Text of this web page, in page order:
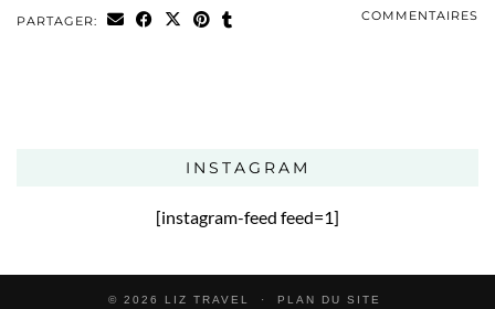
PARTAGER: COMMENTAIRES
INSTAGRAM
[instagram-feed feed=1]
© 2026 LIZ TRAVEL PLAN DU SITE